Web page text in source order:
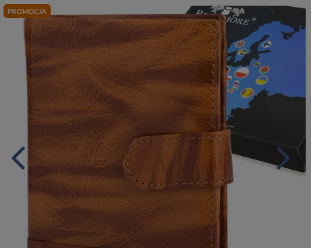
PROMOCJA